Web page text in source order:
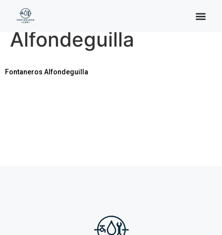
Categoría:
Alfondeguilla
Fontaneros Alfondeguilla